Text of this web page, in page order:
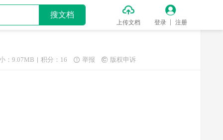
搜文档 
上传文档

登录 注册
：9.07MB 积分：16  举报  版权申诉